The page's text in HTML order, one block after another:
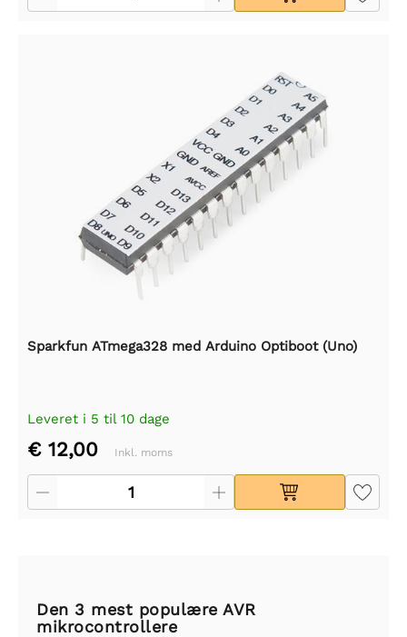
Sparkfun ATmega328 med Arduino Optiboot (Uno)
Leveret i 5 til 10 dage
€ 12,00 Inkl. moms
Den 3 mest populære AVR
mikrocontrollere